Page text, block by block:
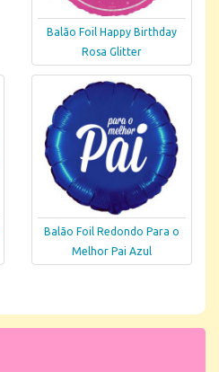
Balão Foil Happy Birthday
Rosa Glitter
Balão Foil Redondo Para o
Melhor Pai Azul